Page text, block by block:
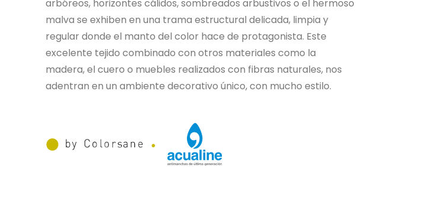
arbóreos, horizontes cálidos, sombreados arbustivos o el hermoso
malva se exhiben en una trama estructural delicada, limpia y
regular donde el manto del color hace de protagonista. Este
excelente tejido combinado con otros materiales como la
madera, el cuero o muebles realizados con fibras naturales, nos
adentran en un ambiente decorativo único, con mucho estilo.